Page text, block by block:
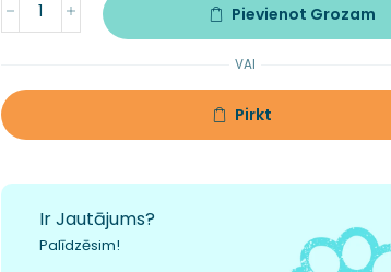
Pievienot Grozam
VAI
Pirkt
Ir Jautājums?
Palīdzēsim!